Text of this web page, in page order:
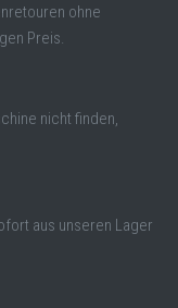
ohne
Preis.
nicht finden,
aus unseren Lager